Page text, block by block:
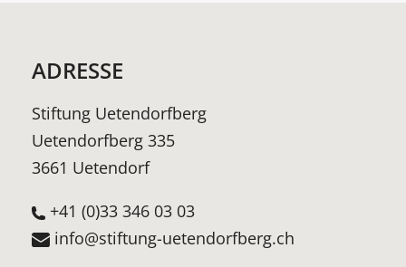
ADRESSE
Stiftung Uetendorfberg
Uetendorfberg 335
3661 Uetendorf
+41 (0)33 346 03 03
info@stiftung-uetendorfberg.ch